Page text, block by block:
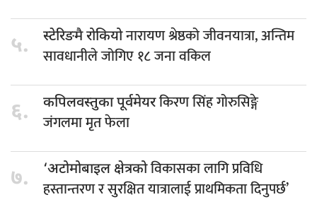
५. स्टेरिङमै रोकियोनारायण श्रेष्ठको जीवनयात्रा, अन्तिम
सावधानीले जोगिए १८ जना वकिल
६. कपिलवस्तुका पूर्वमेयरकिरण सिंह गोरुसिङ्गे
जंगलमा मृत फेला
७. ‘अटोमोबाइल क्षेत्रकोविकासका लागि प्रविधि
हस्तान्तरण र सुरक्षित यात्रालाई प्राथमिकता दिनुपर्छ’